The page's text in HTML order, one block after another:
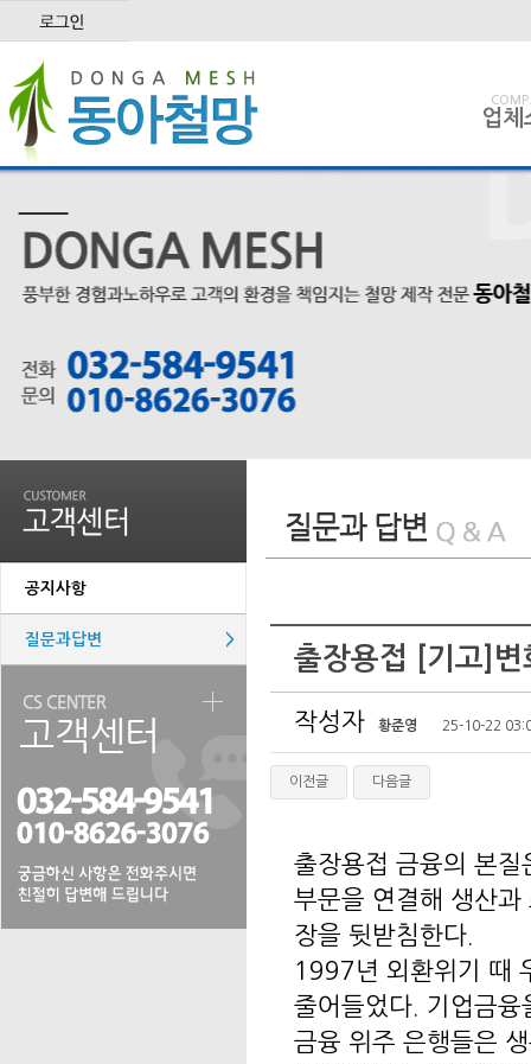
업체
공지사항
질문과답변 >
출장용접 [기고]변
작성자 황준영 25-10-22
이전글 다음글
출장용접 금융의 본
부문을 연결해 생산
장을 뒷받침한다.
1997년 외환위기 때
줄어들었다. 기업금
금융 위주 은행들은